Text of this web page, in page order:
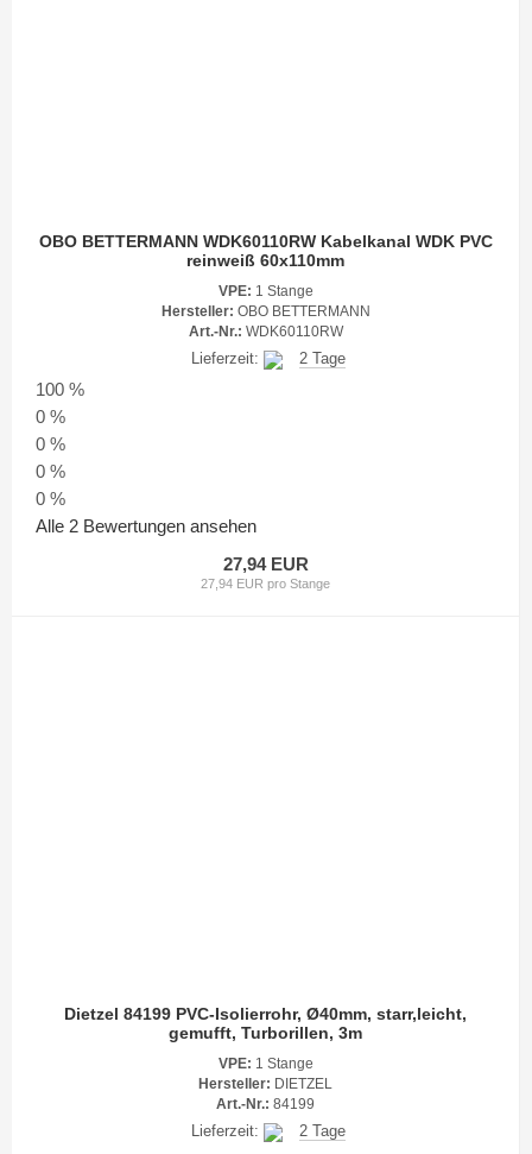
OBO BETTERMANN WDK60110RW Kabelkanal WDK PVC
reinweiß 60x110mm
VPE: 1 Stange
Hersteller: OBO BETTERMANN
Art.-Nr.: WDK60110RW
Lieferzeit: 2 Tage
100 %
0 %
0 %
0 %
0 %
Alle 2 Bewertungen ansehen
27,94 EUR
27,94 EUR pro Stange
Dietzel 84199 PVC-Isolierrohr, Ø40mm, starr,leicht,
gemufft, Turborillen, 3m
VPE: 1 Stange
Hersteller: DIETZEL
Art.-Nr.: 84199
Lieferzeit: 2 Tage